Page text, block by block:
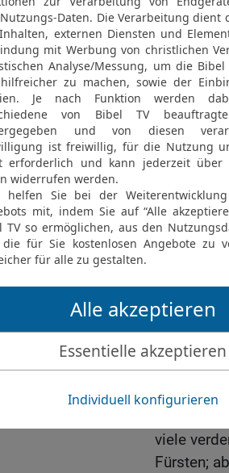
18
Und
mein
sodass ich
19
Und er
letzten
20 Der
bedeutet
21 Der
große
22 Dass
Aber
voll ist,
Der
es wird
Und
25
richtet
gelingen,
viele
Fürsten;